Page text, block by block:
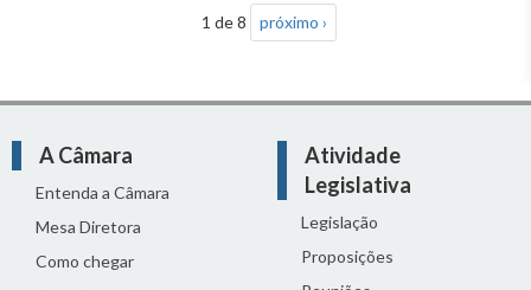
1 de 8 próximo ›
A Câmara
Entenda a Câmara
Mesa Diretora
Como chegar
Atividade
Legislativa
Legislação
Proposições